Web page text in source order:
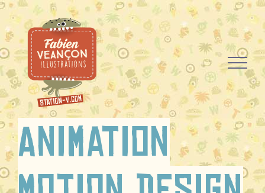
Passer
au
contenu
Animation